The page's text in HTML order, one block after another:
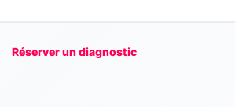
Réserver un diagnostic